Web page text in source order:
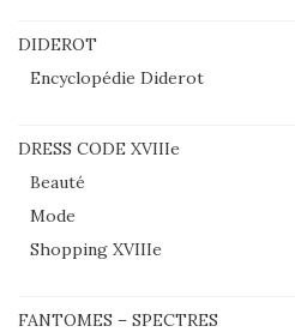
DIDEROT
Encyclopédie Diderot
DRESS CODE XVIIIe
Beauté
Mode
Shopping XVIIIe
FANTOMES – SPECTRES